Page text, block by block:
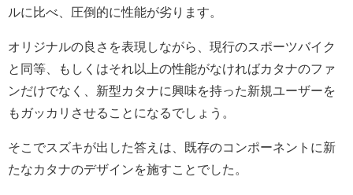
ルに比べ、圧倒的に性能が劣ります。
オリジナルの良さを表現しながら、現行のスポーツバイク
と同等、もしくはそれ以上の性能がなければカタナのファ
ンだけでなく、新型カタナに興味を持った新規ユーザーを
もガッカリさせることになるでしょう。
そこでスズキが出した答えは、既存のコンポーネントに新
たなカタナのデザインを施すことでした。